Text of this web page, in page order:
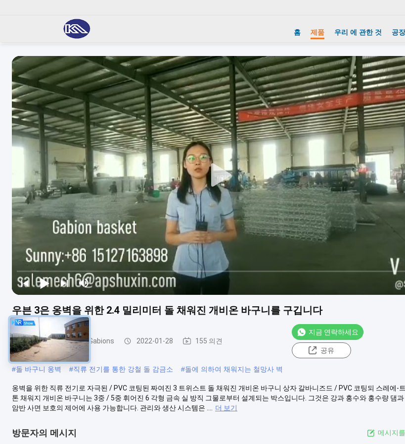
홈 제품 우리 에 관한 것 공
우븐 3은 옹벽을 위한 2.4 밀리미터 돌 채워진 개비온 바구니를 구깁니다
돌에 의하여 채워지는 Gabions 2022-01-28 155 의견
지금 연락하세요
공유
#돌 바구니 옹벽 #직류 전기를 통한 강철 돌 감금소 #돌에 의하여 채워지는 철망사 벽
옹벽을 위한 직류 전기로 자극된 / PVC 코팅된 짜여진 3 트위스트 돌 채워진 개비온 바구니 상자 갈바니즈드 / PVC 코팅되 스레에-
톤 채워지 개비온 바구니는 3중 / 5중 휘어진 6 각형 금속 실 방직 그물로부터 설계되는 박스입니다. 그것은 강과 홍수와 홍수량 댐
암반 사면 보호의 제어에 사용 가능합니다. 관리와 생산 시스템은 ....
더 보기
방문자의 메시지 메시지